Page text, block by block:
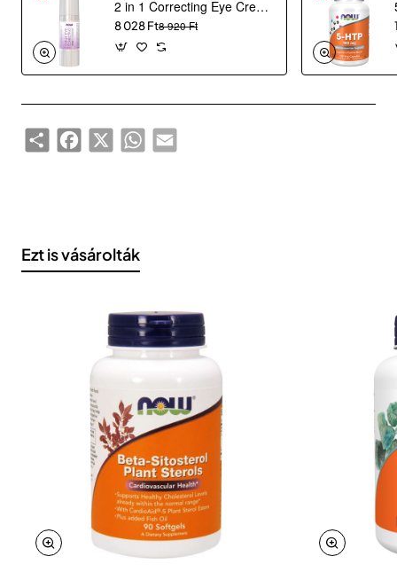
2 in 1 Correcting Eye Cream (30 ml)
8 028 Ft8 920 Ft
ShareFacebook
X WhatsAppEmail
Ezt is vásárolták